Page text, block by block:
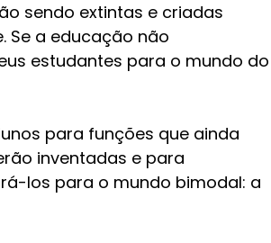
sendo extintas e criadas
Se a educação não
estudantes para o mundo do
para funções que ainda
inventadas e para
los para o mundo bimodal: a